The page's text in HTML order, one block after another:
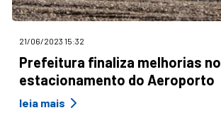
21/06/2023 15:32
Prefeitura finaliza melhorias no
estacionamento do Aeroporto
leia mais